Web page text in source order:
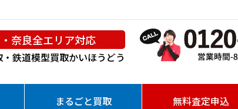
奈良全エリア対応
鉄道模型買取かいほうどう
まるごと買取 無料査定申込